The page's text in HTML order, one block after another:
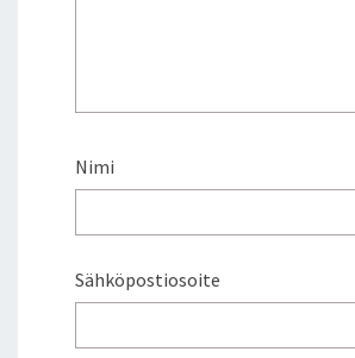
Nimi
Sähköpostiosoite